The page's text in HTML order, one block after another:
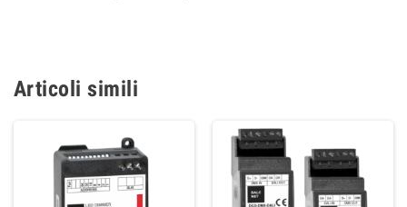
Articoli simili